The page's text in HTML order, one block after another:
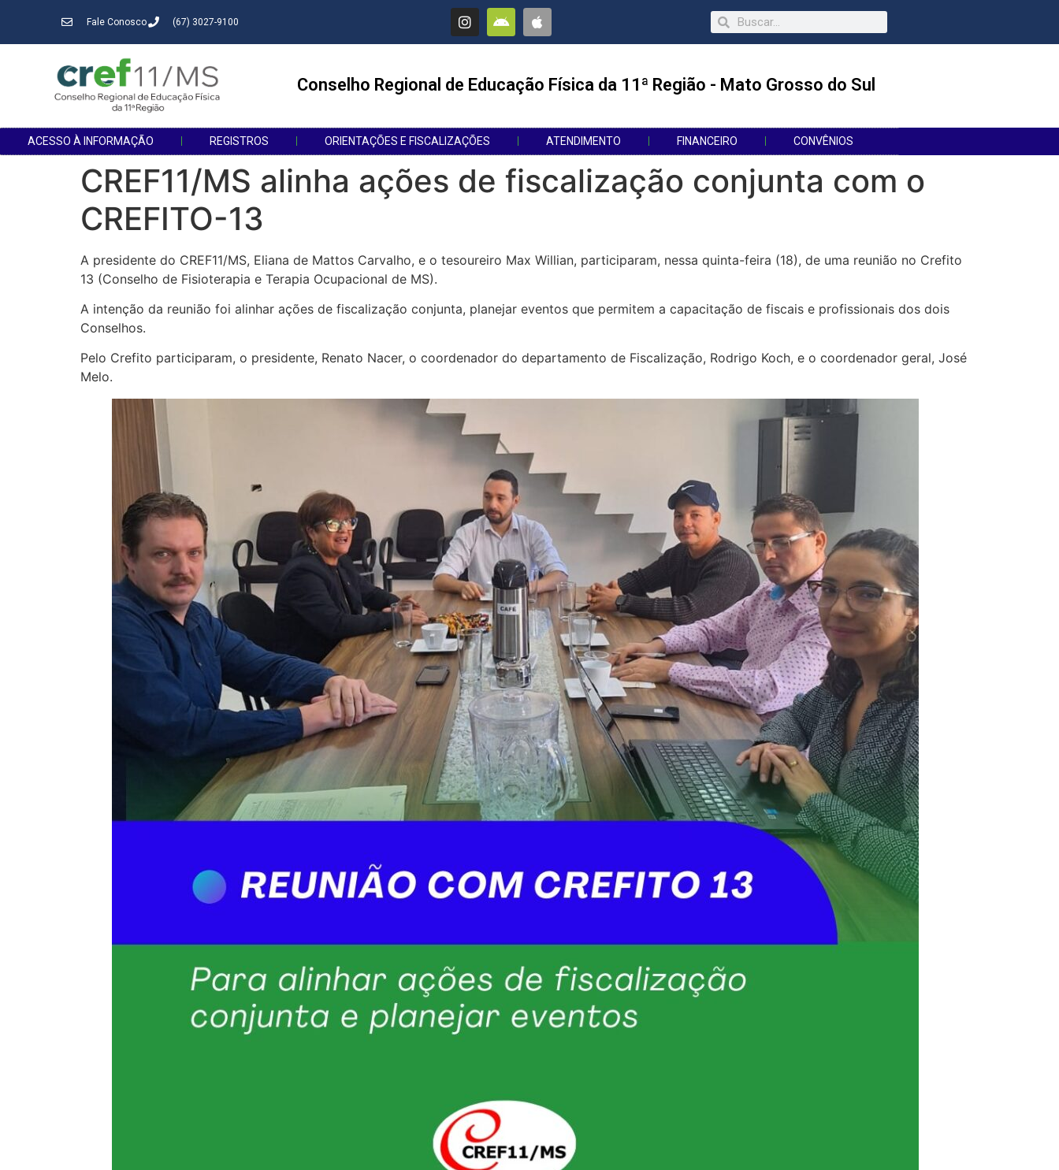
Fale Conosco (67) 3027-9100
Conselho Regional de Educação Física da 11ª Região - Mato Grosso do Sul
ACESSO À INFORMAÇÃO REGISTROS ORIENTAÇÕES E FISCALIZAÇÕES ATENDIMENTO FINANCEIRO CONVÊNIOS
CREF11/MS alinha ações de fiscalização conjunta com o
CREFITO-13
A presidente do CREF11/MS, Eliana de Mattos Carvalho, e o tesoureiro Max Willian, participaram, nessa quinta-feira (18), de uma reunião no Crefito
13 (Conselho de Fisioterapia e Terapia Ocupacional de MS).
A intenção da reunião foi alinhar ações de fiscalização conjunta, planejar eventos que permitem a capacitação de fiscais e profissionais dos dois
Conselhos.
Pelo Crefito participaram, o presidente, Renato Nacer, o coordenador do departamento de Fiscalização, Rodrigo Koch, e o coordenador geral, José
Melo.